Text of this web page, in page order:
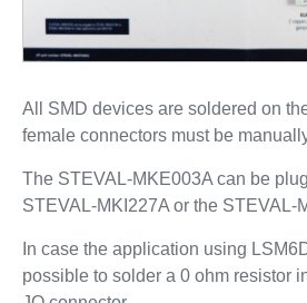
All SMD devices are soldered on
female connectors must be
The STEVAL-MKE003A can be
STEVAL-MKI227A or the STEVAL-
In case the application using
possible to solder a 0 ohm resistor